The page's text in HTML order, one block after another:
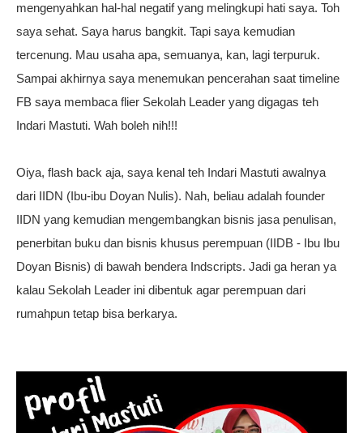
mengenyahkan hal-hal negatif yang melingkupi hati saya. Toh
saya sehat. Saya harus bangkit. Tapi saya kemudian
tercenung. Mau usaha apa, semuanya, kan, lagi terpuruk.
Sampai akhirnya saya menemukan pencerahan saat timeline
FB saya membaca flier Sekolah Leader yang digagas teh
Indari Mastuti. Wah boleh nih!!!
Oiya, flash back aja, saya kenal teh Indari Mastuti awalnya
dari IIDN (Ibu-ibu Doyan Nulis). Nah, beliau adalah founder
IIDN yang kemudian mengembangkan bisnis jasa penulisan,
penerbitan buku dan bisnis khusus perempuan (IIDB - Ibu Ibu
Doyan Bisnis) di bawah bendera Indscripts. Jadi ga heran ya
kalau Sekolah Leader ini dibentuk agar perempuan dari
rumahpun tetap bisa berkarya.